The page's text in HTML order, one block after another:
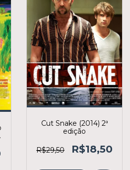
Cut Snake (2014) 2ª
edição
R$29,50 R$18,50